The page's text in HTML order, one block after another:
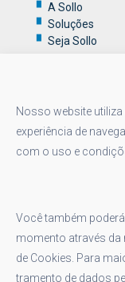
Nosso website
experiência de
com o uso e
Você também
momento através da
de Cookies. Para
tramento de dados
A Sollo
Soluções
Seja Sollo